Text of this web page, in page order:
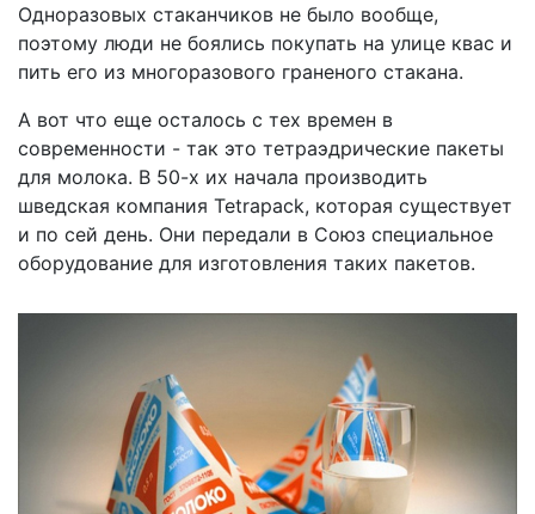
Одноразовых стаканчиков не было вообще,
поэтому люди не боялись покупать на улице квас и
пить его из многоразового граненого стакана.
А вот что еще осталось с тех времен в
современности - так это тетраэдрические пакеты
для молока. В 50-х их начала производить
шведская компания Tetrapack, которая существует
и по сей день. Они передали в Союз специальное
оборудование для изготовления таких пакетов.